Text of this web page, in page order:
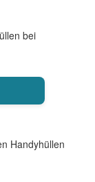
bei
Handyhüllen